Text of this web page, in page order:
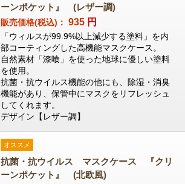
ーンポケット』 (レザー調)
販売価格(税込)： 935 円
「ウィルスが99.9%以上減少する塗料」を内
部コーティングした高機能マスクケース。
自然素材「漆喰」を使った地球に優しい塗料
を使用。
抗菌・抗ウイルス機能の他にも、除湿・消臭
機能があり、保管中にマスクをリフレッシュ
してくれます。
デザイン【レザー調】
オススメ
抗菌・抗ウイルス マスクケース 『クリ
ーンポケット』 (北欧風)